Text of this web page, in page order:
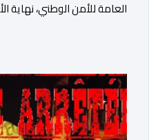
العامة للأمن الوطني، نهاية
فيها فروع البيولوجيا
والحرائق والمتفجرات، وكذا
السمومية.وكانت المنظمة
″The ANSI National Accreditation Board″، المختصة […]